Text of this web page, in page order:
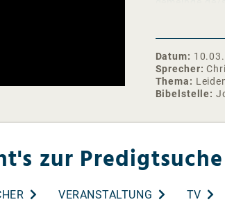
https://
Instagram:
Facebook:
Spotify:
https://
uns/neu-hier/
Datum
Sprecher
Thema
Bibelstelle
zur Predigtsuche
VERANSTALTUNG TV